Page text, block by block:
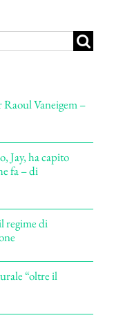
Raoul Vaneigem –
Jay, ha capito
fa – di
regime di
“oltre il